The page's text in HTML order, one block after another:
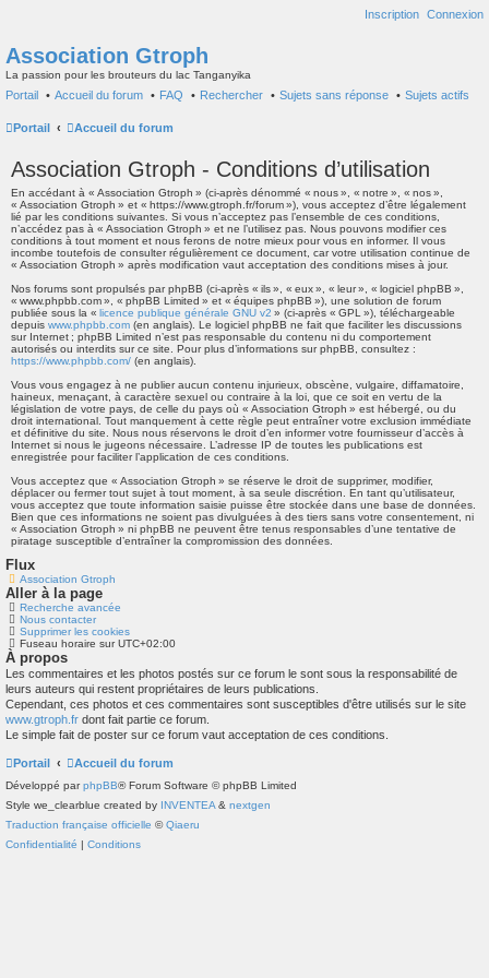
Connexion
Inscription
Association Gtroph
La passion pour les brouteurs du lac Tanganyika
Portail Accueil du forum FAQ Rechercher Sujets sans réponse Sujets actifs
Portail Accueil du forum
Association Gtroph - Conditions d’utilisation
En accédant à « Association Gtroph » (ci-après dénommé « nous », « notre », « nos »,
« Association Gtroph » et « https://www.gtroph.fr/forum »), vous acceptez d’être légalement
lié par les conditions suivantes. Si vous n’acceptez pas l’ensemble de ces conditions,
n’accédez pas à « Association Gtroph » et ne l’utilisez pas. Nous pouvons modifier ces
conditions à tout moment et nous ferons de notre mieux pour vous en informer. Il vous
incombe toutefois de consulter régulièrement ce document, car votre utilisation continue de
« Association Gtroph » après modification vaut acceptation des conditions mises à jour.
Nos forums sont propulsés par phpBB (ci-après « ils », « eux », « leur », « logiciel phpBB »,
« www.phpbb.com », « phpBB Limited » et « équipes phpBB »), une solution de forum
publiée sous la « licence publique générale GNU v2 » (ci-après « GPL »), téléchargeable
depuis www.phpbb.com (en anglais). Le logiciel phpBB ne fait que faciliter les discussions
sur Internet ; phpBB Limited n’est pas responsable du contenu ni du comportement
autorisés ou interdits sur ce site. Pour plus d’informations sur phpBB, consultez :
https://www.phpbb.com/ (en anglais).
Vous vous engagez à ne publier aucun contenu injurieux, obscène, vulgaire, diffamatoire,
haineux, menaçant, à caractère sexuel ou contraire à la loi, que ce soit en vertu de la
législation de votre pays, de celle du pays où « Association Gtroph » est hébergé, ou du
droit international. Tout manquement à cette règle peut entraîner votre exclusion immédiate
et définitive du site. Nous nous réservons le droit d’en informer votre fournisseur d’accès à
Internet si nous le jugeons nécessaire. L’adresse IP de toutes les publications est
enregistrée pour faciliter l’application de ces conditions.
Vous acceptez que « Association Gtroph » se réserve le droit de supprimer, modifier,
déplacer ou fermer tout sujet à tout moment, à sa seule discrétion. En tant qu’utilisateur,
vous acceptez que toute information saisie puisse être stockée dans une base de données.
Bien que ces informations ne soient pas divulguées à des tiers sans votre consentement, ni
« Association Gtroph » ni phpBB ne peuvent être tenus responsables d’une tentative de
piratage susceptible d’entraîner la compromission des données.
Flux
Association Gtroph
Aller à la page
Recherche avancée
Nous contacter
Supprimer les cookies
Fuseau horaire surUTC+02:00
À propos
Les commentaires et les photos postés sur ce forum le sont sous la responsabilité de
leurs auteurs qui restent propriétaires de leurs publications.
Cependant, ces photos et ces commentaires sont susceptibles d'être utilisés sur le site
www.gtroph.fr dont fait partie ce forum.
Le simple fait de poster sur ce forum vaut acceptation de ces conditions.
Portail Accueil du forum
Développé parphpBB® Forum Software © phpBB Limited
Style we_clearblue created by INVENTEA & nextgen
Traduction française officielle ©Qiaeru
Confidentialité | Conditions